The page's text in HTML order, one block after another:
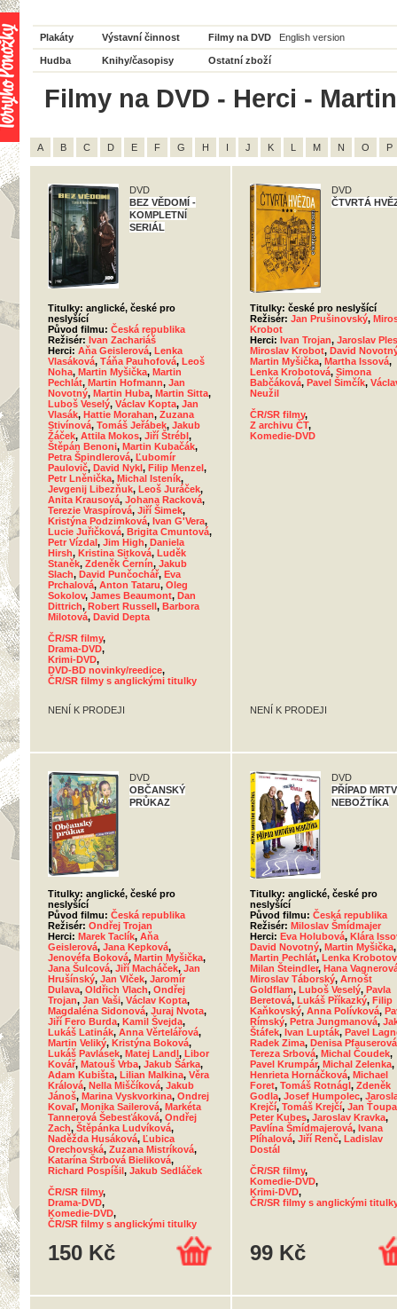
Plakáty Výstavní činnost Filmy na DVD English version
Hudba Knihy/časopisy Ostatní zboží
Filmy na DVD - Herci -
A B C D E F G H I J K L M N O P
DVD
BEZ VĚDOMÍ -
KOMPLETNÍ
SERIÁL
Titulky: anglické, české pro
neslyšící
Původ filmu: Česká republika
Režisér: Ivan Zachariáš
Herci: Aňa Geislerová, Lenka
Vlasáková, Táňa Pauhofová, Leoš
Noha, Martin Myšička, Martin
Pechlát, Martin Hofmann, Jan
Novotný, Martin Huba, Martin Sitta,
Luboš Veselý, Václav Kopta, Jan
Vlasák, Hattie Morahan, Zuzana
Stivínová, Tomáš Jeřábek, Jakub
Žáček, Attila Mokos, Jiří Štrébl,
Štěpán Benoni, Martin Kubačák,
Petra Špindlerová, Ľubomír
Paulovič, David Nykl, Filip Menzel,
Petr Lněnička, Michal Isteník,
Jevgenij Libezňuk, Leoš Juráček,
Anita Krausová, Johana Racková,
Terezie Vraspírová, Jiří Šimek,
Kristýna Podzimková, Ivan G'Vera,
Lucie Juřičková, Brigita Cmuntová,
Petr Vízdal, Jim High, Daniela
Hirsh, Kristina Sitková, Luděk
Staněk, Zdeněk Černín, Jakub
Slach, David Punčochář, Eva
Prchalová, Anton Tataru, Oleg
Sokolov, James Beaumont, Dan
Dittrich, Robert Russell, Barbora
Milotová, David Depta
ČR/SR filmy,
Drama-DVD,
Krimi-DVD,
DVD-BD novinky/reedice,
ČR/SR filmy s anglickými titulky
NENÍ K PRODEJI
DVD
ČTVRTÁ
Titulky: české pro neslyšící
Režisér: Jan Prušinovský,
Krobot
Herci: Ivan Trojan, Jaroslav
Miroslav Krobot, David
Martin Myšička, Martha Issová,
Lenka Krobotová, Simona
Babčáková, Pavel Šimčík,
Neužil
ČR/SR filmy,
Z archivu ČT,
Komedie-DVD
NENÍ K PRODEJI
DVD
OBČANSKÝ
PRŮKAZ
Titulky: anglické, české pro
neslyšící
Původ filmu: Česká republika
Režisér: Ondřej Trojan
Herci: Marek Taclík, Aňa
Geislerová, Jana Kepková,
Jenovéfa Boková, Martin Myšička,
Jana Šulcová, Jiří Macháček, Jan
Hrušínský, Jan Vlček, Jaromír
Dulava, Oldřich Vlach, Ondřej
Trojan, Jan Vaši, Václav Kopta,
Magdaléna Sidonová, Juraj Nvota,
Jiří Fero Burda, Kamil Švejda,
Lukáš Latinák, Anna Věrtelářová,
Martin Veliký, Kristýna Boková,
Lukáš Pavlásek, Matej Landl, Libor
Kovář, Matouš Vrba, Jakub Šárka,
Adam Kubišta, Lilian Malkina, Věra
Králová, Nella Miščíková, Jakub
Jánoš, Marina Vyskvorkina, Ondrej
Kovaľ, Monika Sailerová, Markéta
Tannerová Šebesťáková, Ondřej
Zach, Štěpánka Ludvíková,
Naděžda Husáková, Ľubica
Orechovská, Zuzana Mistríková,
Katarína Štrbová Bieliková,
Richard Pospíšil, Jakub Sedláček
ČR/SR filmy,
Drama-DVD,
Komedie-DVD,
ČR/SR filmy s anglickými titulky
150 Kč
DVD
PŘÍPAD
NEBOŽTÍKA
Titulky: anglické, české pro
neslyšící
Původ filmu: Česká republika
Režisér: Miloslav Šmídmajer
Herci: Eva Holubová, Klára
David Novotný, Martin Myšička,
Martin Pechlát, Lenka
Milan Šteindler, Hana
Miroslav Táborský, Arnošt
Goldflam, Luboš Veselý, Pavla
Beretová, Lukáš Příkazký, Filip
Kaňkovský, Anna Polívková,
Rímský, Petra Jungmanová,
Štáfek, Ivan Lupták, Pavel
Radek Zima, Denisa Pfauserová
Tereza Srbová, Michal Čoudek,
Pavel Krumpár, Michal Zelenka,
Henrieta Hornáčková, Michael
Foret, Tomáš Rotnágl, Zdeněk
Godla, Josef Humpolec,
Krejčí, Tomáš Krejčí, Jan
Peter Kubes, Jaroslav Kravka,
Pavlína Šmídmajerová, Ivana
Plíhalová, Jiří Renč, Ladislav
Dostál
ČR/SR filmy,
Komedie-DVD,
Krimi-DVD,
ČR/SR filmy s anglickými
99 Kč